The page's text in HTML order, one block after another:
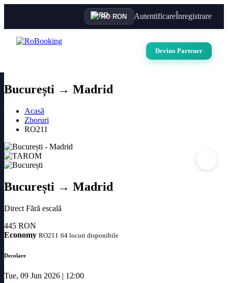
RO·RON AutentificareÎnregistrare
Devino Partener
București → Madrid
Acasă
Zboruri
RO211
București → Madrid
Direct Fără escală
445 RON
Economy RO211 64 locuri disponibile
Decolare
Tue, 09 Jun 2026 | 12:00